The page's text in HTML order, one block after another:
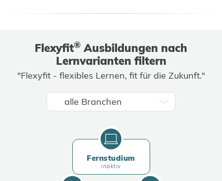
Flexyfit® Ausbildungen nach
Lernvarianten filtern
"Flexyfit - flexibles Lernen, fit für die Zukunft."
Fernstudium
inaktiv